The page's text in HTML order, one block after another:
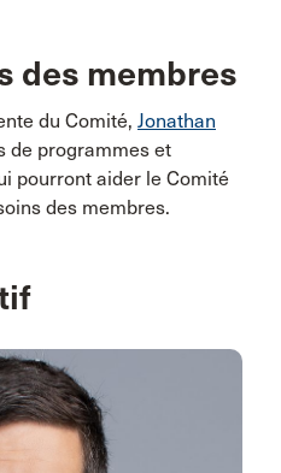
des membres
du Comité, Jonathan
de programmes et
pourront aider le Comité
des membres.